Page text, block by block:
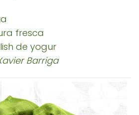
fresca
de yogur
Barriga